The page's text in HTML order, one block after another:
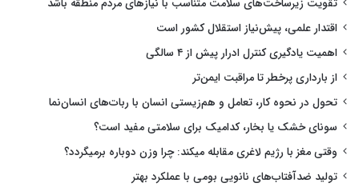
اقتدار علمی، پیش‌نیاز استقلال کشور است
اهمیت یادگیری کنترل ادرار پیش از ۴ سالگی
از بارداری پرخطر تا مراقبت ایمن‌تر
تحول در نحوه کار، تعامل و هم‌زیستی انسان با ربات‌های انسان‌نما
سونای خشک یا بخار، کدامیک برای سلامتی مفید است؟
وقتی مغز با رژیم لاغری مقابله میکند: چرا وزن دوباره برمیگردد؟
تولید ضدآفتاب‌های نانویی بومی با عملکرد بهتر